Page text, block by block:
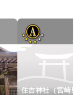
住吉神社（宮崎県